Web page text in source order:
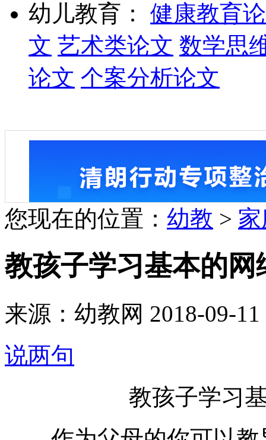
幼儿教育：
健康教育
文 艺术类论文 数学思
论文 个案分析论文
您现在的位置： 幼教 >
教孩子学习基本的网
来源：幼教网 2018-09-11
说两句
教孩子学习